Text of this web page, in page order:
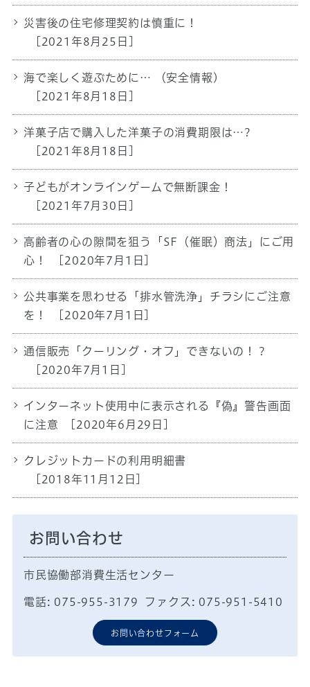
災害後の住宅修理契約は慎重に！
[2021年8月25日]
海で楽しく遊ぶために… （安全情報)
[2021年8月18日]
洋菓子店で購入した洋菓子の消費期限は…?
[2021年8月18日]
子どもがオンラインゲームで無断課金！
[2021年7月30日]
高齢者の心の隙間を狙う「SF（催眠）商法」にご用
心！
[2020年7月1日]
公共事業を思わせる「排水管洗浄」チラシにご注意
を！
[2020年7月1日]
通信販売「クーリング・オフ」できないの！？
[2020年7月1日]
インターネット使用中に表示される『偽』警告画面
に注意
[2020年6月29日]
クレジットカードの利用明細書
[2018年11月12日]
お問い合わせ
市民協働部消費生活センター
電話: 075-955-3179 ファクス: 075-951-5410
お問い合わせフォーム